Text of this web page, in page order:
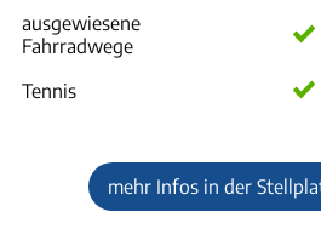
ausgewiesene
Fahrradwege
Tennis
mehr Infos in der